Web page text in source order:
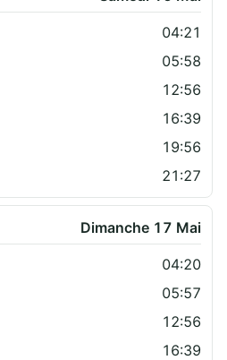
04:21
05:58
12:56
16:39
19:56
21:27
Dimanche 17 Mai
04:20
05:57
12:56
16:39